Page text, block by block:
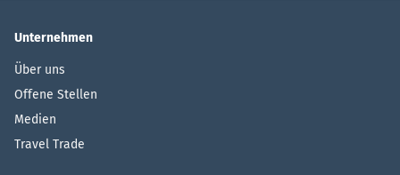
Unternehmen
Über uns
Offene Stellen
Medien
Travel Trade